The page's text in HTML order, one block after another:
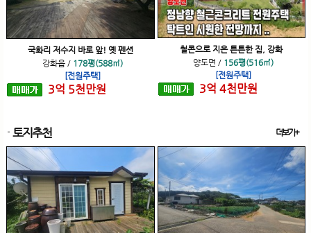
국화리 저수지 바로 앞! 옛 펜션
강화읍/ 178평(588㎡)
[전원주택]
3억 5천만원
철콘으로 지은 튼튼한 집, 강화
양도면 / 156평(516㎡)
[전원주택]
3억 4천만원
토지추천 더보기+